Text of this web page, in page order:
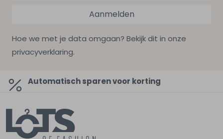
Aanmelden
Hoe we met je data omgaan? Bekijk dit in onze
privacyverklaring.
Automatisch sparen voor korting